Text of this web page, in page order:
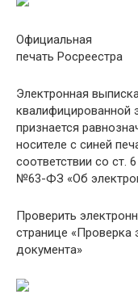
Официальная
печать Росреестра
Электронная
квалифицированной
признается
носителе с синей
соответствии со ст.
№63-ФЗ «Об
Проверить
странице «Проверка
документа»